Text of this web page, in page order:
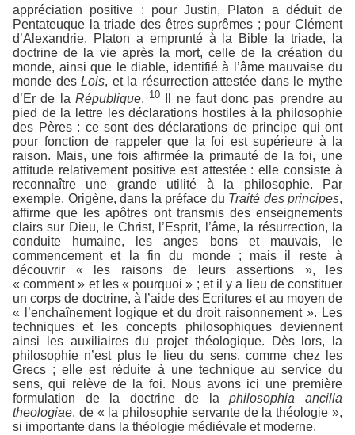
appréciation positive : pour Justin, Platon a déduit de
Pentateuque la triade des êtres suprêmes ; pour Clément
d’Alexandrie, Platon a emprunté à la Bible la triade, la
doctrine de la vie après la mort, celle de la création du
monde, ainsi que le diable, identifié à l’âme mauvaise du
monde desLois, et la résurrection attestée dans le mythe
d’Er de la République. 10 Il ne faut donc pas prendre au
pied de la lettre les déclarations hostiles à la philosophie
des Pères : ce sont des déclarations de principe qui ont
pour fonction de rappeler que la foi est supérieure à la
raison. Mais, une fois affirmée la primauté de la foi, une
attitude relativement positive est attestée : elle consiste à
reconnaître une grande utilité à la philosophie. Par
exemple, Origène, dans la préface du Traité des principes,
affirme que les apôtres ont transmis des enseignements
clairs sur Dieu, le Christ, l’Esprit, l’âme, la résurrection, la
conduite humaine, les anges bons et mauvais, le
commencement et la fin du monde ; mais il reste à
découvrir « les raisons de leurs assertions », les
« comment » et les « pourquoi » ; et il y a lieu de constituer
un corps de doctrine, à l’aide des Ecritures et au moyen de
« l’enchaînement logique et du droit raisonnement ». Les
techniques et les concepts philosophiques deviennent
ainsi les auxiliaires du projet théologique. Dès lors, la
philosophie n’est plus le lieu du sens, comme chez les
Grecs ; elle est réduite à une technique au service du
sens, qui relève de la foi. Nous avons ici une première
formulation de la doctrine de laphilosophia
ancilla
theologiae, de « la philosophie servante de la théologie »,
si importante dans la théologie médiévale et moderne.